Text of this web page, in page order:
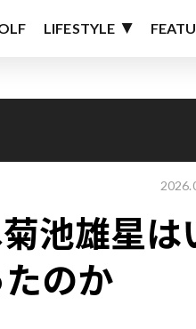
LIFESTYLE
池雄星は
のか